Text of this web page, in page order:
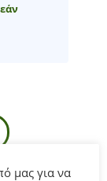
μας για να